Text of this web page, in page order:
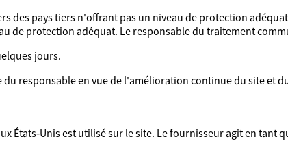
des pays tiers n'offrant pas un niveau de protection
de protection adéquat. Le responsable du traitement
jours.
responsable en vue de l'amélioration continue du site et
États‑Unis est utilisé sur le site. Le fournisseur agit en